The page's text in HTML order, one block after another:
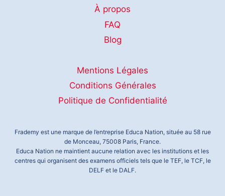
À propos
FAQ
Blog
Mentions Légales
Conditions Générales
Politique de Confidentialité
Frademy est une marque de l’entreprise Educa Nation, située au 58 rue
de Monceau, 75008 Paris, France.
Educa Nation ne maintient aucune relation avec les institutions et les
centres qui organisent des examens officiels tels que le TEF, le TCF, le
DELF et le DALF.